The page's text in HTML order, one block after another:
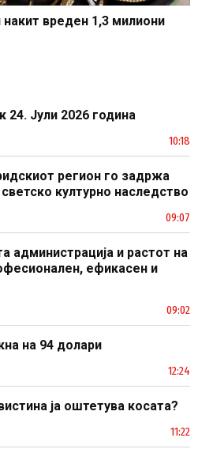
вреден 1,3 милиони
Јули 2026 година
10:18
регион го задржа
културно наследство
09:07
администрација и растот на
ефикасен и
09:02
на 94 долари
12:24
ја оштетува косата?
11:22